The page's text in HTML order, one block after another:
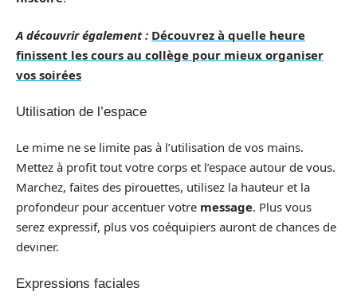
A découvrir également : Découvrez à quelle heure
finissent les cours au collège pour mieux organiser
vos soirées
Utilisation de l’espace
Le mime ne se limite pas à l’utilisation de vos mains.
Mettez à profit tout votre corps et l’espace autour de vous.
Marchez, faites des pirouettes, utilisez la hauteur et la
profondeur pour accentuer votre message. Plus vous
serez expressif, plus vos coéquipiers auront de chances de
deviner.
Expressions faciales